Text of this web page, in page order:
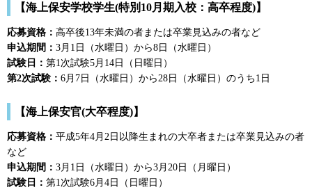
【海上保安学校学生(特別10月期入校：高卒程度)】
応募資格： 高卒後13年未満の者または卒業見込みの者など
申込期間： 3月1日（水曜日）から8日（水曜日）
試験日： 第1次試験5月14日（日曜日）
第2次試験： 6月7日（水曜日）から28日（水曜日）のうち1日
【海上保安官(大卒程度)】
応募資格： 平成5年4月2日以降生まれの大卒者または卒業見込みの者
など
申込期間： 3月1日（水曜日）から3月20日（月曜日）
試験日： 第1次試験6月4日（日曜日）